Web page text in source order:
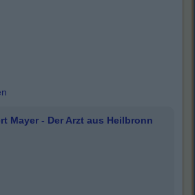
Mayer - Der Arzt aus Heilbronn